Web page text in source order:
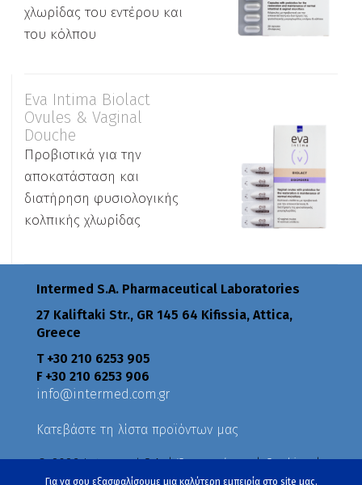
Για να σου εξασφαλίσουμε μια καλύτερη εμπειρία στο site μας,
χλωρίδας του εντέρου και
του κόλπου
Eva Intima Biolact
Ovules & Vaginal
Douche
Προβιοτικά για την
αποκατάσταση και
διατήρηση φυσιολογικής
κολπικής χλωρίδας
Intermed S.A. Pharmaceutical Laboratories
27 Kaliftaki Str., GR 145 64 Κifissia, Attica,
Greece
Τ +30 210 6253 905
F +30 210 6253 906
info@intermed.com.gr
Κατεβάστε τη λίστα προϊόντων μας
© 2026 Intermed S.A. |Όροι χρήσης|Cookies|
Πολιτική Απορρήτου|Πολιτικές